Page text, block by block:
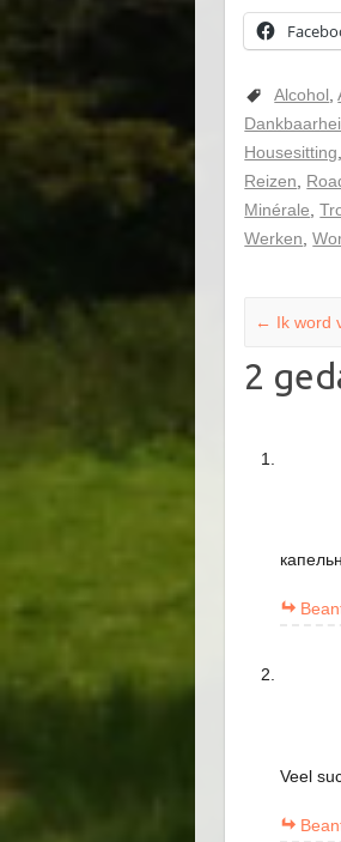
Alcohol ,
Housesitting
Reizen
Minérale ,
Werken ,
← Ik word
2
Veel